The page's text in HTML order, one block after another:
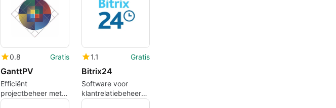
0.8 Gratis
GanttPV
Efficiënt
projectbeheer met
GanttPV voor Mac
1.1 Gratis
Bitrix24
Software voor
klantrelatiebeheer
voor kleine